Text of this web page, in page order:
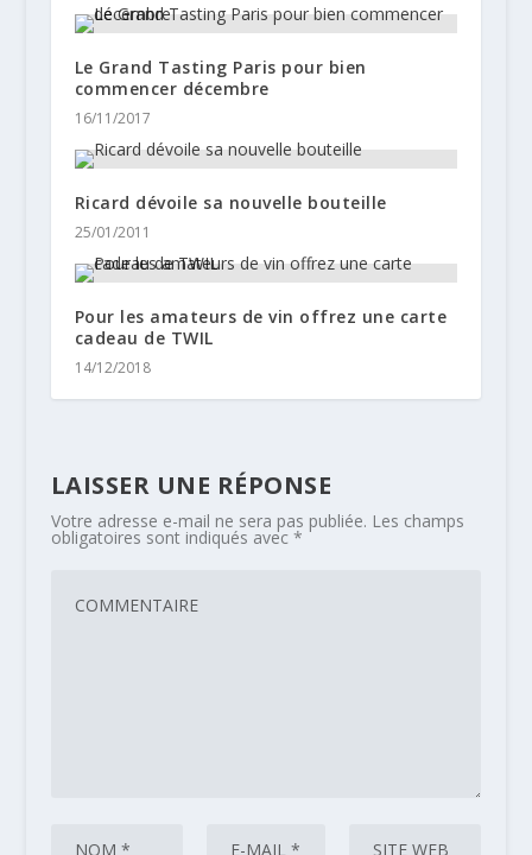
Le Grand Tasting Paris pour bien
commencer décembre
16/11/2017
Ricard dévoile sa nouvelle bouteille
25/01/2011
Pour les amateurs de vin offrez une carte
cadeau de TWIL
14/12/2018
LAISSER UNE RÉPONSE
Votre adresse e-mail ne sera pas publiée. Les champs
obligatoires sont indiqués avec *